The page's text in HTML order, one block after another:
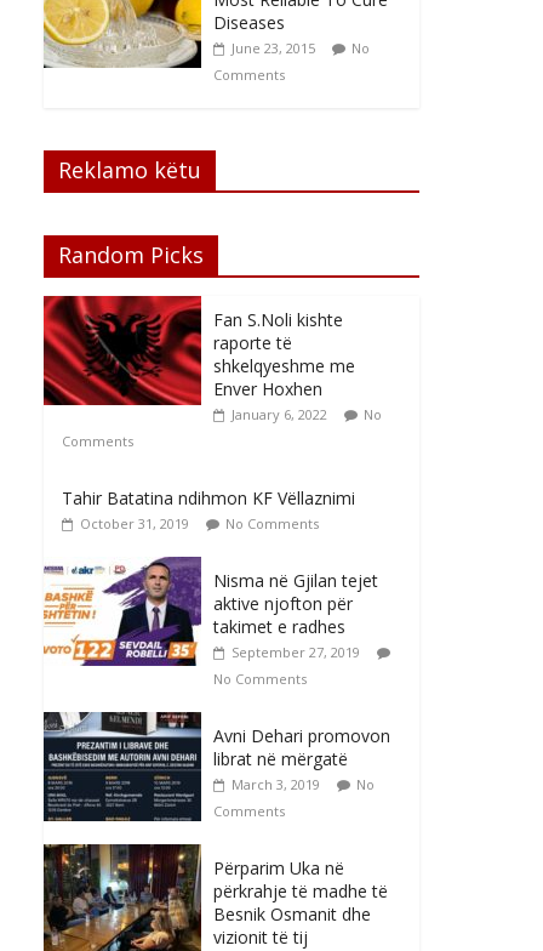
Diseases
June 23, 2015
No
Comments
Reklamo këtu
Random Picks
Fan S.Noli kishte
raporte të
shkelqyeshme me
Enver Hoxhen
January 6, 2022
No
Comments
Tahir Batatina ndihmon KF Vëllaznimi
October 31, 2019 No Comments
Nisma në Gjilan tejet
aktive njofton për
takimet e radhes
September 27, 2019
No Comments
Avni Dehari promovon
librat në mërgatë
March 3, 2019
No
Comments
Përparim Uka në
përkrahje të madhe të
Besnik Osmanit dhe
vizionit të tij